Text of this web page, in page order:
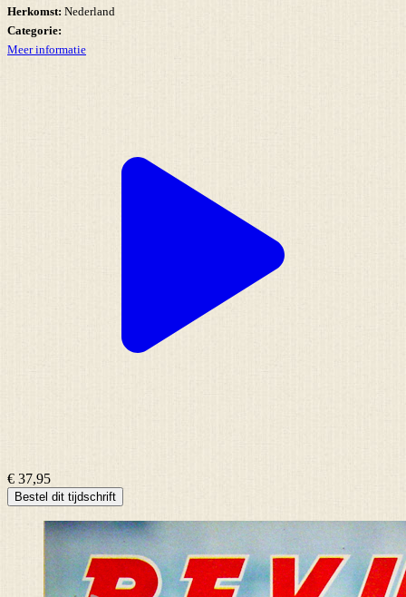
Herkomst: Nederland
Categorie:
Meer informatie
€ 37,95
Bestel dit tijdschrift